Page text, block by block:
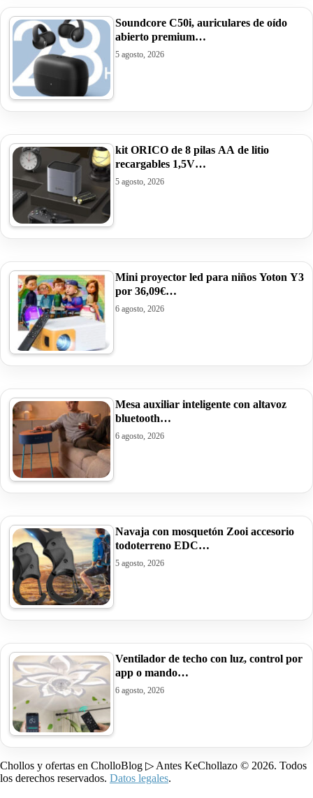
Soundcore C50i, auriculares de oído
abierto premium…
5 agosto, 2026
kit ORICO de 8 pilas AA de litio
recargables 1,5V…
5 agosto, 2026
Mini proyector led para niños Yoton Y3
por 36,09€…
6 agosto, 2026
Mesa auxiliar inteligente con altavoz
bluetooth…
6 agosto, 2026
Navaja con mosquetón Zooi accesorio
todoterreno EDC…
5 agosto, 2026
Ventilador de techo con luz, control por
app o mando…
6 agosto, 2026
Chollos y ofertas en CholloBlog ▷ Antes KeChollazo © 2026. Todos
los derechos reservados. Datos legales.